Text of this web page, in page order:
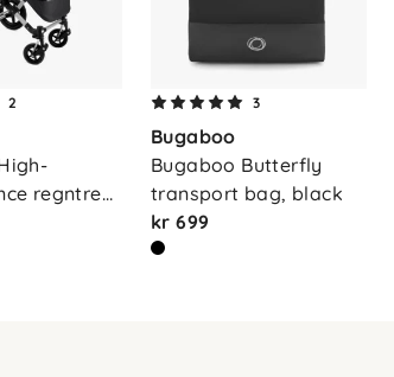
2
regntre…
3
Bugaboo
Bugaboo Butterfly
transport bag, black
kr 699